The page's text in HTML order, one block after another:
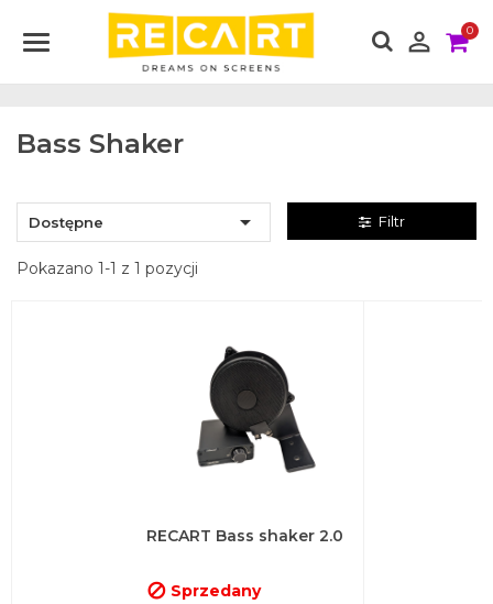
 0
Bass Shaker
Dostępne  Filtr
Pokazano 1-1 z 1 pozycji
RECART Bass shaker 2.0
 Sprzedany